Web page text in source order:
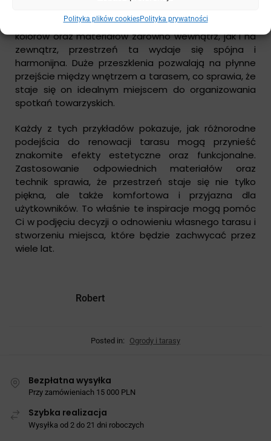
Polityka plików cookiesPolityka prywatności
wnętrza domu. Dzięki zastosowaniu podobnych
kolorów oraz materiałów zarówno wewnątrz, jak i na
zewnątrz, przestrzeń ta wydaje się spójna i
harmonijna. Duże przeszklenia pozwalają na płynne
przejście między wnętrzem a tarasem, co sprawia, że
staje się on idealnym miejscem do organizowania
spotkań towarzyskich.
Każdy z tych przykładów pokazuje, jak różnorodne
podejścia do renowacji tarasu mogą przynieść
znakomite efekty estetyczne oraz funkcjonalne.
Zastosowanie odpowiednich materiałów oraz
technik sprawia, że przestrzeń staje się nie tylko
piękna, ale także komfortowa i przyjazna dla
użytkowników. To właśnie te inspiracje mogą pomóc
Ci w podjęciu decyzji o odnowieniu własnego tarasu i
stworzeniu miejsca, które będzie zachwycać przez
wiele lat.
Robert
Posted in: Ogrody i tarasy
Bezpłatna wysyłka
Przy zamówieniach 15 000 PLN
Szybka realizacja
Wysyłka od 2 do 21 dni roboczych